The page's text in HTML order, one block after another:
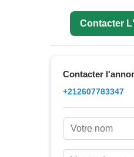
Contacter
Contacter
+212607783347